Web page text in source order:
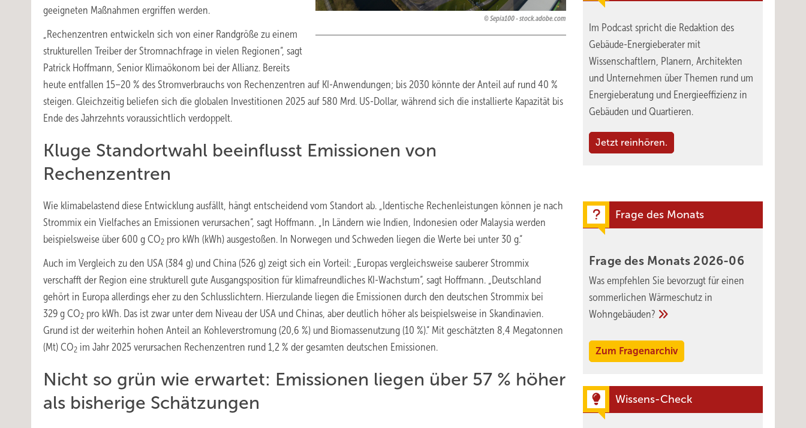
Sepia100 - stock.adobe.com
geeigneten Maßnahmen ergriffen werden.
„Rechenzentren entwickeln sich von einer Randgröße zu einem
strukturellen Treiber der Stromnachfrage in vielen Regionen“, sagt
Patrick Hoffmann, Senior Klimaökonom bei der Allianz. Bereits
heute entfallen 15–20 % des Stromverbrauchs von Rechenzentren auf KI-Anwendungen; bis 2030 könnte der Anteil auf rund 40 %
steigen. Gleichzeitig beliefen sich die globalen Investitionen 2025 auf 580 Mrd. US-Dollar, während sich die installierte Kapazität bis
Ende des Jahrzehnts voraussichtlich verdoppelt.
Kluge Standortwahl beeinflusst Emissionen von
Rechenzentren
Wie klimabelastend diese Entwicklung ausfällt, hängt entscheidend vom Standort ab. „Identische Rechenleistungen können je nach
Strommix ein Vielfaches an Emissionen verursachen“, sagt Hoffmann. „In Ländern wie Indien, Indonesien oder Malaysia werden
beispielsweise über 600 g CO2 pro kWh (kWh) ausgestoßen. In Norwegen und Schweden liegen die Werte bei unter 30 g.“
Auch im Vergleich zu den USA (384 g) und China (526 g) zeigt sich ein Vorteil: „Europas vergleichsweise sauberer Strommix
verschafft der Region eine strukturell gute Ausgangsposition für klimafreundliches KI-Wachstum“, sagt Hoffmann. „Deutschland
gehört in Europa allerdings eher zu den Schlusslichtern. Hierzulande liegen die Emissionen durch den deutschen Strommix bei
329 g CO2 pro kWh. Das ist zwar unter dem Niveau der USA und Chinas, aber deutlich höher als beispielsweise in Skandinavien.
Grund ist der weiterhin hohen Anteil an Kohleverstromung (20,6 %) und Biomassenutzung (10 %).“ Mit geschätzten 8,4 Megatonnen
(Mt) CO2 im Jahr 2025 verursachen Rechenzentren rund 1,2 % der gesamten deutschen Emissionen.
Nicht so grün wie erwartet: Emissionen liegen über 57 % höher
als bisherige Schätzungen
Im Podcast spricht die Redaktion des
Gebäude-Energieberater mit
Wissenschaftlern, Planern, Architekten
und Unternehmen über Themen rund um
Energieberatung und Energieeffizienz in
Gebäuden und Quartieren.
Jetzt reinhören.
Frage des Monats
Frage des Monats 2026-06
Was empfehlen Sie bevorzugt für einen
sommerlichen Wärmeschutz in
Wohngebäuden?
Zum Fragenarchiv
Wissens-Check